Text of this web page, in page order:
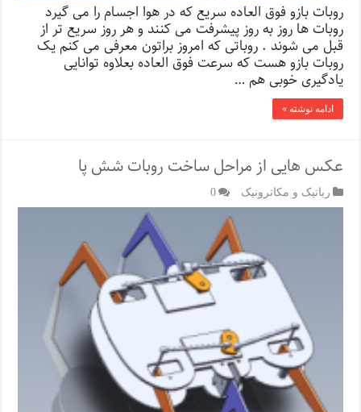
روبات بازو فوق العاده سریع که در هوا اجسام را می گیرد
روبات ها روز به روز پیشرفت می کنند و هر روز سریع تر از
قبل می شوند . روباتی که امروز براتون معرفی می کنم یک
روبات بازو هست که سرعت فوق العاده بعلاوه توانایی
یادگیری خوبی هم …
ادامه نوشته »
عکس هایی از مراحل ساخت روبات شش پا
رباتیک و مکاترونیک 0